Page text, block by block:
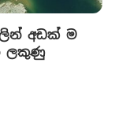
අඩක් ම
ලකුණු